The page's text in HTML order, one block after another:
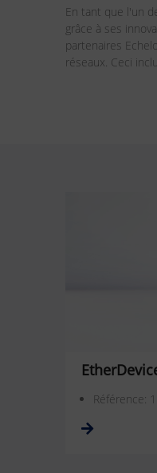
En tant que l'un
grâce à ses
partenaires
réseaux. Ceci
Référence: